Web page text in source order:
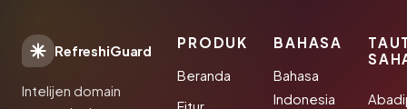
RefreshiGuard
Intelijen domain
PRODUK
Beranda
BAHASA
Bahasa
Indonesia